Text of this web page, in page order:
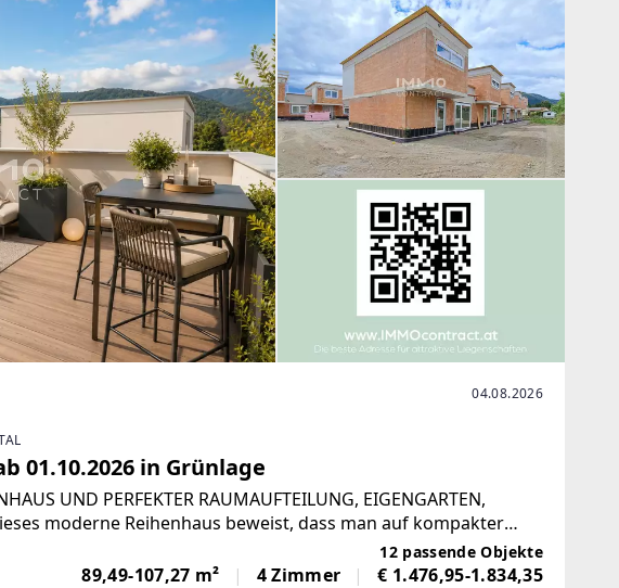
04.08.2026
01.10.2026 in Grünlage
UND PERFEKTER RAUMAUFTEILUNG, EIGENGARTEN,
Dieses moderne Reihenhaus beweist, dass man auf kompakter
eingehen muss. RAUMAUFTEILUNG: Vorraum,12 passende Objekte
89,49-107,27 m² 4 Zimmer € 1.476,95-1.834,35